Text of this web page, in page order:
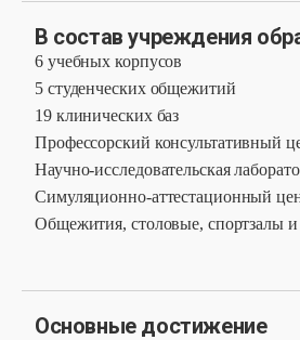
В состав учреждения
6 учебных корпусов
5 студенческих общежитий
19 клинических баз
Профессорский консультативный
Научно-исследовательская
Симуляционно-аттестационный
Общежития, столовые, спортзалы и
Основные достижение